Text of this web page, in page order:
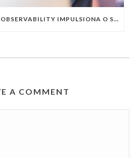
DESCUBRA COMO A OBSERVABILITY IMPULSIONA O SUCESSO DO SEU NEGÓCIO
A COMMENT